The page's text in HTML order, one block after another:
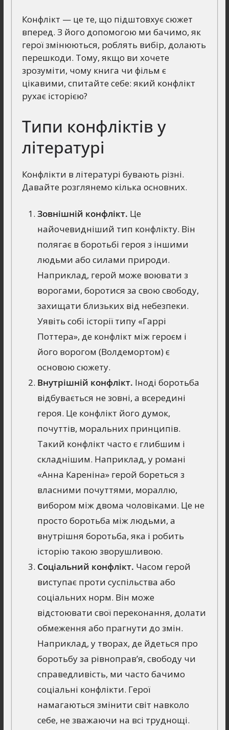
Конфлікт — це те, що підштовхує сюжет
вперед. З його допомогою ми бачимо, як
герої змінюються, роблять вибір, долають
перешкоди. Тому, якщо ви хочете
зрозуміти, чому книга чи фільм є
цікавими, спитайте себе: який конфлікт
рухає історією?
Типи конфліктів у
літературі
Конфлікти в літературі бувають різні.
Давайте розглянемо кілька основних.
Зовнішній конфлікт. Це
найочевидніший тип конфлікту. Він
полягає в боротьбі героя з іншими
людьми або силами природи.
Наприклад, герой може воювати з
ворогами, боротися за свою свободу,
захищати близьких від небезпеки.
Уявіть собі історії типу «Гаррі
Поттера», де конфлікт між героєм і
його ворогом (Волдемортом) є
основою сюжету.
Внутрішній конфлікт. Іноді боротьба
відбувається не зовні, а всередині
героя. Це конфлікт його думок,
почуттів, моральних принципів.
Такий конфлікт часто є глибшим і
складнішим. Наприклад, у романі
«Анна Кареніна» герой бореться з
власними почуттями, мораллю,
вибором між двома чоловіками. Це не
просто боротьба між людьми, а
внутрішня боротьба, яка і робить
історію такою зворушливою.
Соціальний конфлікт. Часом герой
виступає проти суспільства або
соціальних норм. Він може
відстоювати свої переконання, долати
обмеження або прагнути до змін.
Наприклад, у творах, де йдеться про
боротьбу за рівноправ’я, свободу чи
справедливість, ми часто бачимо
соціальні конфлікти. Герої
намагаються змінити світ навколо
себе, не зважаючи на всі труднощі.